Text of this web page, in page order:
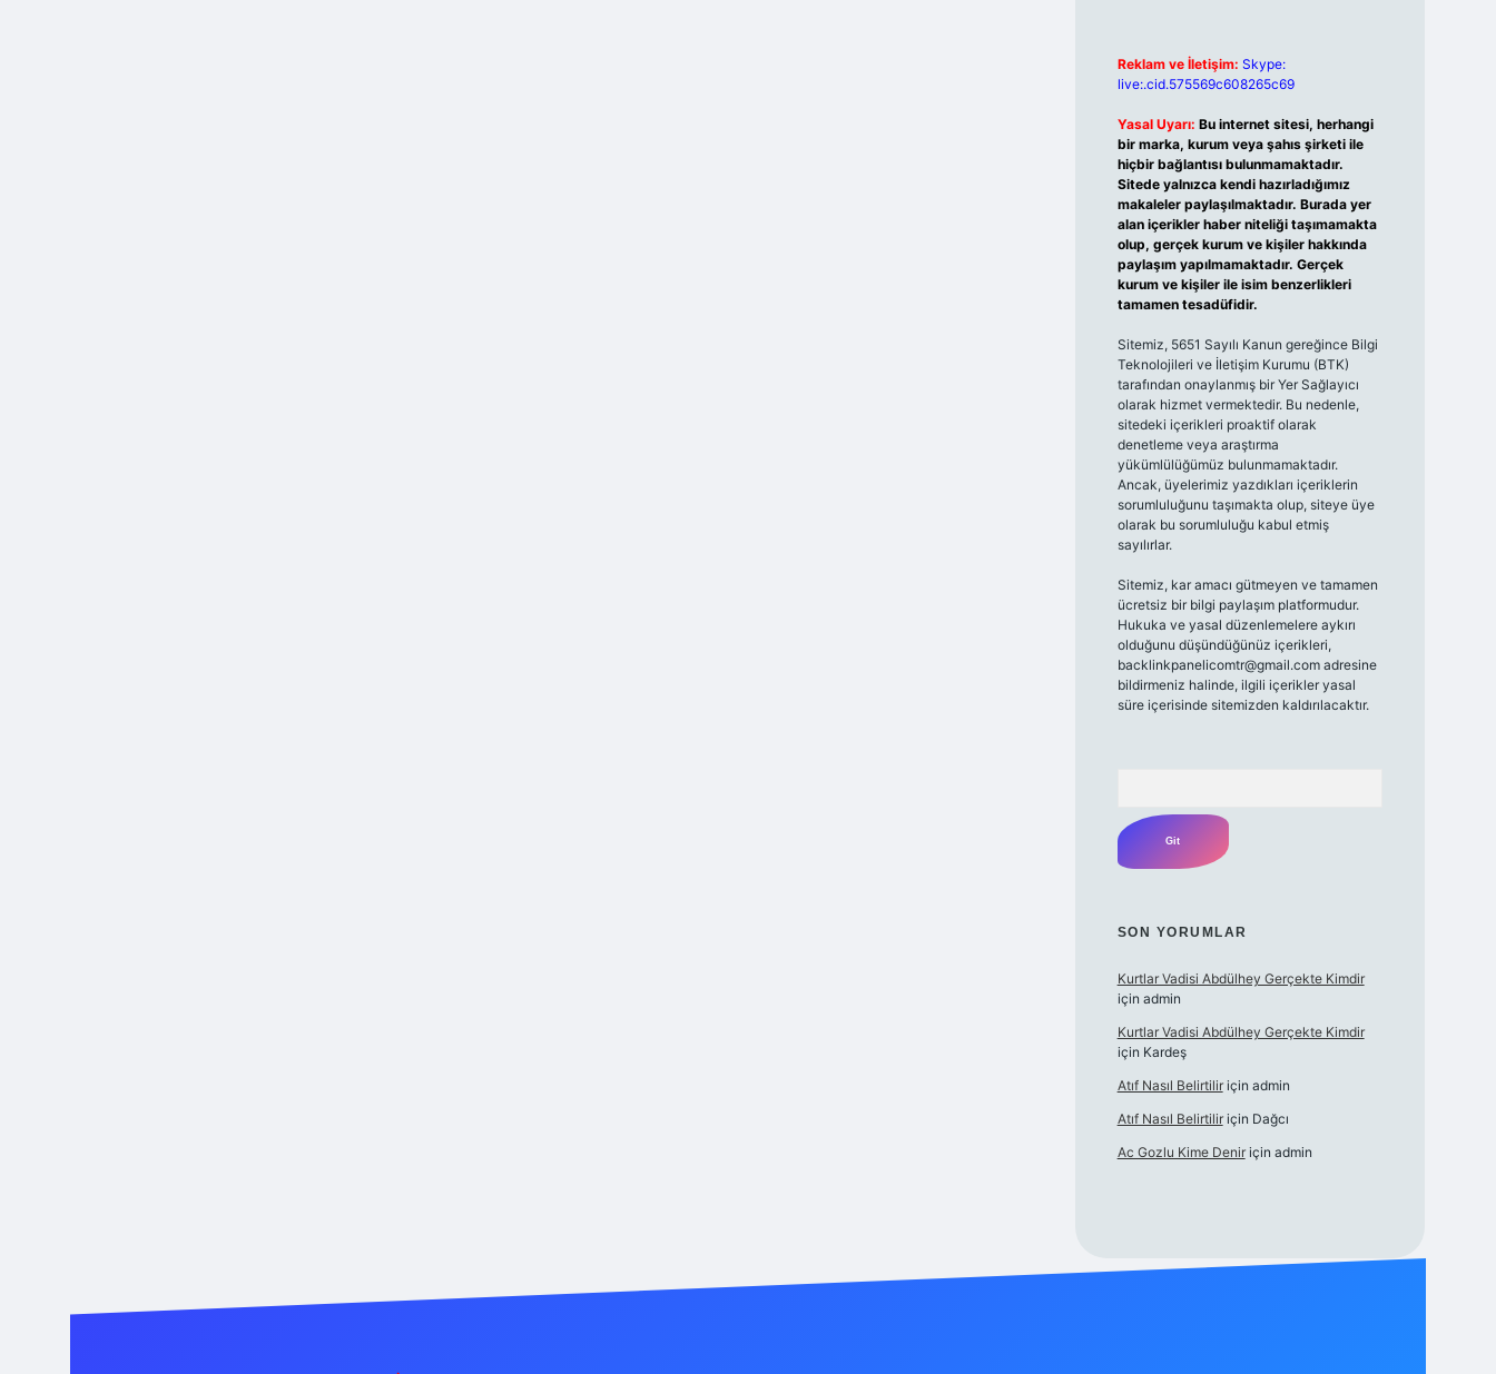
Reklam ve İletişim: Skype:
live:.cid.575569c608265c69
Yasal Uyarı: Bu internet sitesi, herhangi
bir marka, kurum veya şahıs şirketi ile
hiçbir bağlantısı bulunmamaktadır.
Sitede yalnızca kendi hazırladığımız
makaleler paylaşılmaktadır. Burada yer
alan içerikler haber niteliği taşımamakta
olup, gerçek kurum ve kişiler hakkında
paylaşım yapılmamaktadır. Gerçek
kurum ve kişiler ile isim benzerlikleri
tamamen tesadüfidir.
Sitemiz, 5651 Sayılı Kanun gereğince Bilgi
Teknolojileri ve İletişim Kurumu (BTK)
tarafından onaylanmış bir Yer Sağlayıcı
olarak hizmet vermektedir. Bu nedenle,
sitedeki içerikleri proaktif olarak
denetleme veya araştırma
yükümlülüğümüz bulunmamaktadır.
Ancak, üyelerimiz yazdıkları içeriklerin
sorumluluğunu taşımakta olup, siteye üye
olarak bu sorumluluğu kabul etmiş
sayılırlar.
Sitemiz, kar amacı gütmeyen ve tamamen
ücretsiz bir bilgi paylaşım platformudur.
Hukuka ve yasal düzenlemelere aykırı
olduğunu düşündüğünüz içerikleri,
backlinkpanelicomtr@gmail.comadresine
bildirmeniz halinde, ilgili içerikler yasal
süre içerisinde sitemizden kaldırılacaktır.
SON YORUMLAR
Kurtlar Vadisi Abdülhey Gerçekte Kimdir
için admin
Kurtlar Vadisi Abdülhey Gerçekte Kimdir
için Kardeş
Atıf Nasıl Belirtiliriçin admin
Atıf Nasıl Belirtiliriçin Dağcı
Ac Gozlu Kime Deniriçin admin